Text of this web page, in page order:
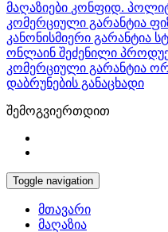
მაღაზიები კონფიდ.
კომერციული გარანტია
კანონისმიერი გარანტია
ონლაინ შეძენილი
კომერციული გარანტია
დაბრუნების განაცხადი
შემოგვიერთდით
Toggle navigation
მთავარი
მაღაზია